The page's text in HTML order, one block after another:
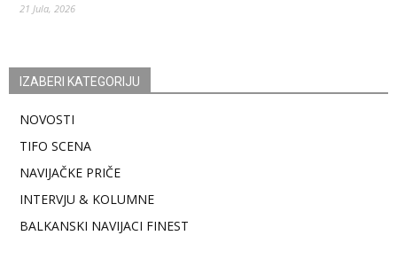
21 Jula, 2026
IZABERI KATEGORIJU
NOVOSTI
TIFO SCENA
NAVIJAČKE PRIČE
INTERVJU & KOLUMNE
BALKANSKI NAVIJACI FINEST